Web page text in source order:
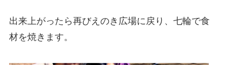
出来上がったら再びえのき広場に戻り、七輪で食
材を焼きます。